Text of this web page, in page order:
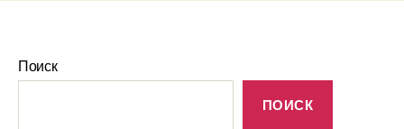
Поиск
ПОИСК